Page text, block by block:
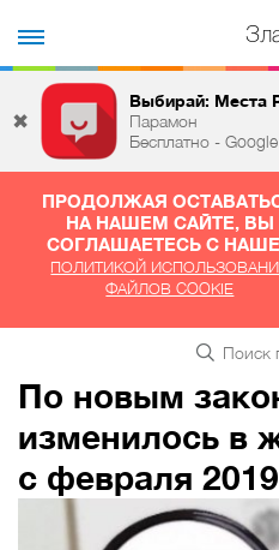
✖
Парамон
Бесплатно -
ПРОДОЛЖАЯ
НА НАШЕМ САЙТЕ, ВЫ
СОГЛАШАЕТЕСЬ С
ПОЛИТИКОЙ
ФАЙЛОВ COOKIE
По новым
изменилось в
с февраля 2019